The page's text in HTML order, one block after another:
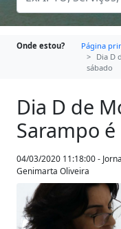
Onde estou? Página
Dia D
sábado
Dia D de
Sarampo
04/03/2020 11:18:00 -
Genimarta Oliveira